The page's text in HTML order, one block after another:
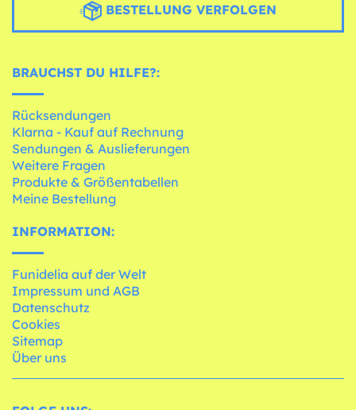
BESTELLUNG VERFOLGEN
BRAUCHST DU HILFE?:
Rücksendungen
Klarna - Kauf auf Rechnung
Sendungen & Auslieferungen
Weitere Fragen
Produkte & Größentabellen
Meine Bestellung
INFORMATION:
Funidelia auf der Welt
Impressum und AGB
Datenschutz
Cookies
Sitemap
Über uns